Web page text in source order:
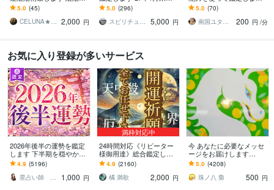
による強力な術にてご希
望の開運術を致します
5.0 (45)
CELUNA★ご依頼多数につき対応遅延有 2,000 円
まで☆いい年にしたい
ね。恋愛、結婚、仕事、
お金
5.0 (296)
スピリチュアルカウンセラー沙耶美
5,000 円
オラクルカードと霊視で
お悩みを解決へと導きま
す
5.0 (70)
南国ユタの末裔占い師✴︎リン
200 円 /分
お気に入り登録が多いサービス
2026年後半の運勢を鑑定
します 下半期を穏やかに
進む道しるべに
4.9 (5196)
星占い師 レイリィアス
1,000 円
満枠対応中
24時間対応《リピーター
様御用達》総合鑑定しま
す 霊視鑑定＋極ヒーリン
グの無料サポート付き！
4.9 (2160)
橘 満歌
2,000 円
今 あなたに必要なメッセ
ージをお届けします
⭐️【アファメーション付
き】⭐️オラクルカード 簡
易版⭐️
5.0 (4208)
珠ノ八 梟
500 円